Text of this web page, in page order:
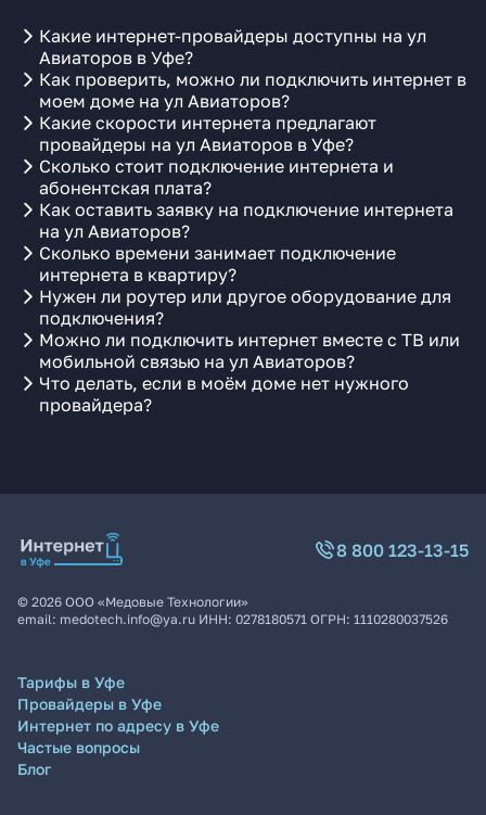
Какие интернет-провайдеры доступны на ул
Авиаторов в Уфе?
Как проверить, можно ли подключить интернет в
моем доме на ул Авиаторов?
Какие скорости интернета предлагают
провайдеры на ул Авиаторов в Уфе?
Сколько стоит подключение интернета и
абонентская плата?
Как оставить заявку на подключение интернета
на ул Авиаторов?
Сколько времени занимает подключение
интернета в квартиру?
Нужен ли роутер или другое оборудование для
подключения?
Можно ли подключить интернет вместе с ТВ или
мобильной связью на ул Авиаторов?
Что делать, если в моём доме нет нужного
провайдера?
8 800 123-13-15
© 2026 ООО «Медовые Технологии»
email: medotech.info@ya.ru ИНН: 0278180571 ОГРН: 1110280037526
Тарифы в Уфе
Провайдеры в Уфе
Интернет по адресу в Уфе
Частые вопросы
Блог